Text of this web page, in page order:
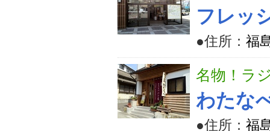
フレッ
●住所： 福
名物！ラ
わたな
●住所： 福